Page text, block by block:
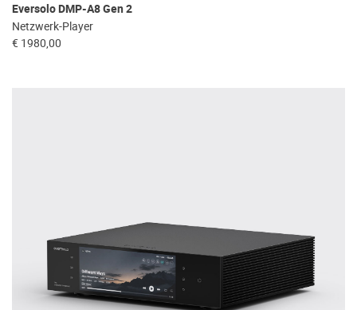
Eversolo DMP-A8 Gen 2
Netzwerk-Player
€ 1980,00